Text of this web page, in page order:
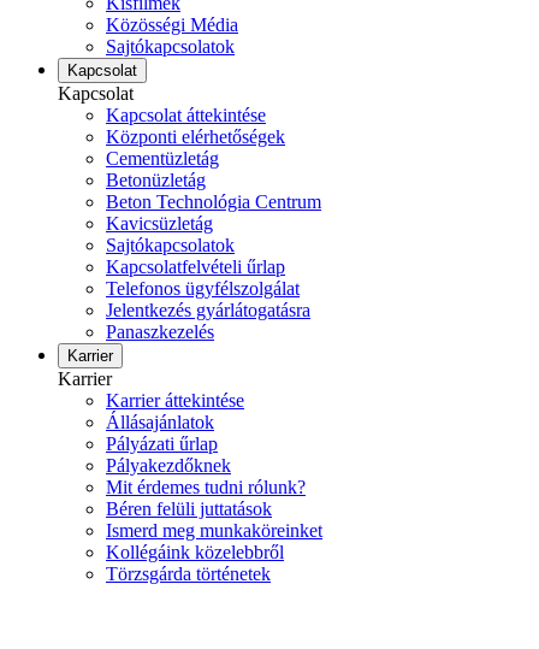
Közösségi Média
Sajtókapcsolatok
Kapcsolat
Kapcsolat
Kapcsolat áttekintése
Központi elérhetőségek
Cementüzletág
Betonüzletág
Beton Technológia Centrum
Kavicsüzletág
Sajtókapcsolatok
Kapcsolatfelvételi űrlap
Telefonos ügyfélszolgálat
Jelentkezés gyárlátogatásra
Panaszkezelés
Karrier
Karrier
Karrier áttekintése
Állásajánlatok
Pályázati űrlap
Pályakezdőknek
Mit érdemes tudni rólunk?
Béren felüli juttatások
Ismerd meg munkaköreinket
Kollégáink közelebbről
Törzsgárda történetek